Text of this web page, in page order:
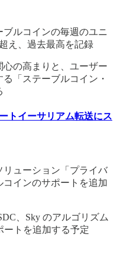
ルコインの毎週のユニ
え、過去最高を記録
の高まりと、ユーザー
「ステーブルコイン・
トイーサリアム転送にス
ューション「プライバ
インのサポートを追加
、Sky のアルゴリズム
トを追加する予定